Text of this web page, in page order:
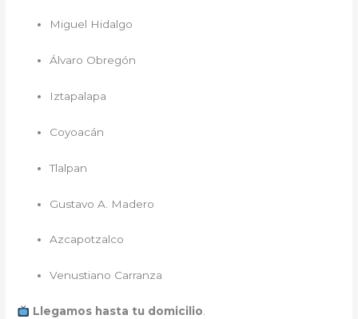
Miguel Hidalgo
Álvaro Obregón
Iztapalapa
Coyoacán
Tlalpan
Gustavo A. Madero
Azcapotzalco
Venustiano Carranza
Llegamos hasta tu domicilio